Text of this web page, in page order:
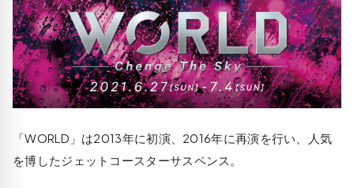
「WORLD」は2013年に初演、2016年に再演を行い、人気
を博したジェットコースターサスペンス。